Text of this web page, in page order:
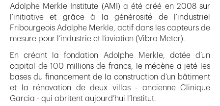
Adolphe Merkle Institute (AMI) a été créé en 2008 sur
l’initiative et grâce à la générosité de l’industriel
Fribourgeois Adolphe Merkle, actif dans les capteurs de
mesure pour l’industrie et l’aviation (Vibro-Meter).
En créant la fondation Adolphe Merkle, dotée d’un
capital de 100 millions de francs, le mécène a jeté les
bases du financement de la construction d’un bâtiment
et la rénovation de deux villas - ancienne Clinique
Garcia - qui abritent aujourd’hui l’Institut.